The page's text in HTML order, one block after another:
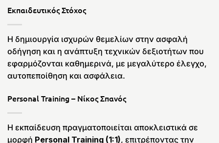
Εκπαιδευτικός Στόχος
Η δημιουργία ισχυρών θεμελίων στην ασφαλή
οδήγηση και η ανάπτυξη τεχνικών δεξιοτήτων που
εφαρμόζονται καθημερινά, με μεγαλύτερο έλεγχο,
αυτοπεποίθηση και ασφάλεια.
Personal Training – Νίκος Σπανός
Η εκπαίδευση πραγματοποιείται αποκλειστικά σε
μορφή Personal Training (1:1), επιτρέποντας την